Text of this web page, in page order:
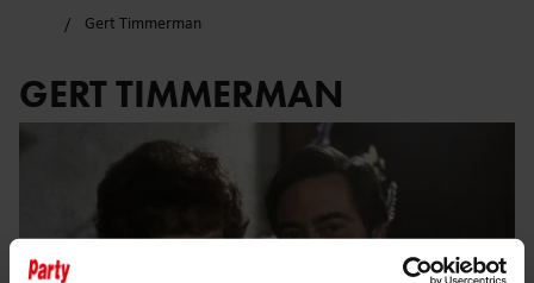
Gert Timmerman
GERT TIMMERMAN